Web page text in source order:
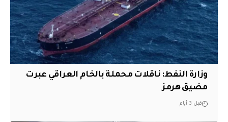
وزارة النفط: ناقلات محملة بالخام العراقي عبرت
مضيق هرمز
قبل 3 أيام